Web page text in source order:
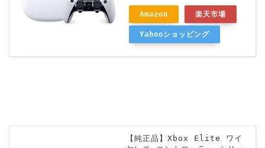
Amazon 楽天市場
Yahooショッピング
【純正品】Xbox Elite ワイ